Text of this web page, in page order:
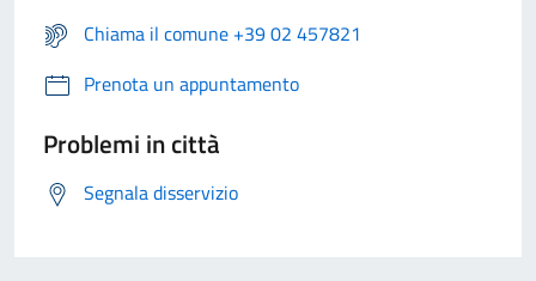
Chiama il comune +39 02 457821
Prenota un appuntamento
Problemi in città
Segnala disservizio